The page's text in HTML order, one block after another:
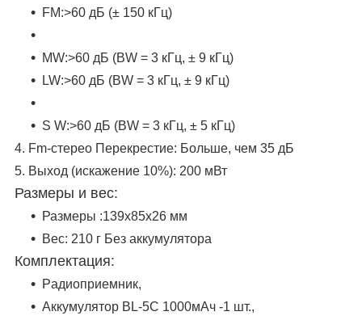
FM:>60 дБ (± 150 кГц)
МW:>60 дБ (BW = 3 кГц, ± 9 кГц)
LW:>60 дБ (BW = 3 кГц, ± 9 кГц)
S W:>60 дБ (BW = 3 кГц, ± 5 кГц)
4. Fm-стерео Перекрестие: Больше, чем 35 дБ
5. Выход (искажение 10%): 200 мВт
Размеры и вес:
Размеры :139x85x26 мм
Вес: 210 г Без аккумулятора
Комплектация:
Pадиоприемник,
Аккумулятор BL-5C 1000мАч -1 шт.,